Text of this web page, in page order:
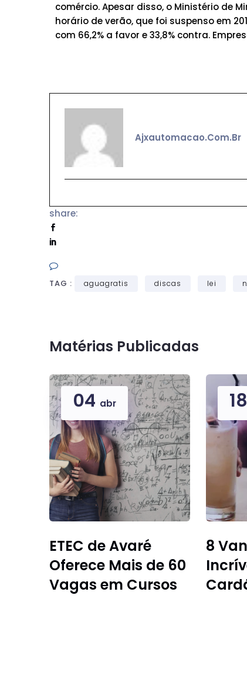
comércio. Apesar disso, o Ministério de
horário de verão, que foi suspenso em
com 66,2% a favor e 33,8% contra.
Ajxautomacao.com.br
share:
TAG : aguagratis discas lei
Matérias Publicadas
04 abr
ETEC de Avaré
Oferece Mais de 60
Vagas em Cursos
18
8